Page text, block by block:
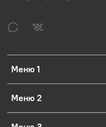
Меню 1
Меню 2